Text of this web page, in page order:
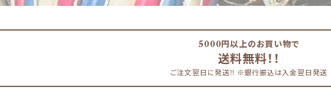
5000円以上のお買い物で
送料無料！！
ご注文翌日に発送‼︎ ※銀行振込は入金翌日発送